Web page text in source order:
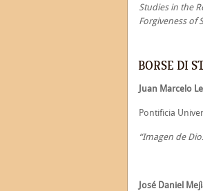
Studies in the
Forgiveness of
BORSE DI
Juan Marcelo
Pontificia
“Imagen de
José Daniel